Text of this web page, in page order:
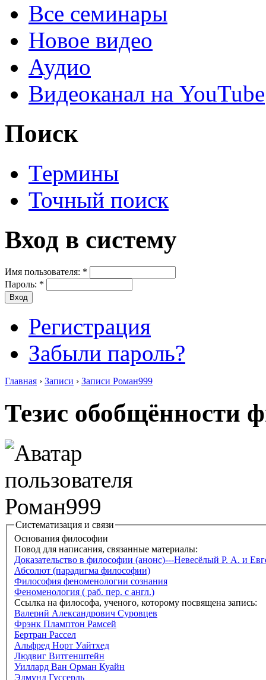
Все семинары
Новое видео
Аудио
Видеоканал на YouTube
Поиск
Термины
Точный поиск
Вход в систему
Имя пользователя: *
Пароль: *
Регистрация
Забыли пароль?
Главная › Записи › Записи Роман999
Тезис обобщённости
Систематизация и связи
Основания философии
Повод для написания, связанные материалы:
Доказательство в философии (анонс)---Невесёлый Р. А. и
Абсолют (парадигма философии)
Философия феноменологии сознания
Феноменология ( раб. пер. с англ.)
Ссылка на философа, ученого, которому посвящена запись:
Валерий Александрович Суровцев
Фрэнк Пламптон Рамсей
Бертран Рассел
Альфред Норт Уайтхед
Людвиг Витгенштейн
Уиллард Ван Орман Куайн
Эдмунд Гуссерль